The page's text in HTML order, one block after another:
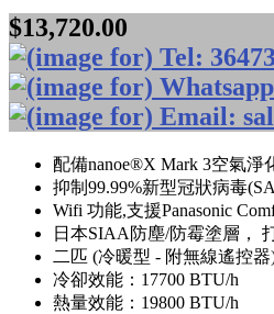
$13,720.00
配備nanoe®X Mark 3空氣淨
抑制99.99%新型冠狀病毒
Wifi 功能,支援Panasonic
日本SIAA防塵/防霉塗層，
二匹 (冷暖型 - 附無線遙控器
冷卻效能：17700 BTU/h
熱量效能：19800 BTU/h